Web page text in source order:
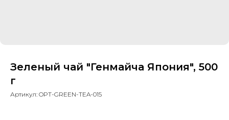
Зеленый чай "Генмайча Япония", 500
г
Артикул: OPT-GREEN-TEA-015